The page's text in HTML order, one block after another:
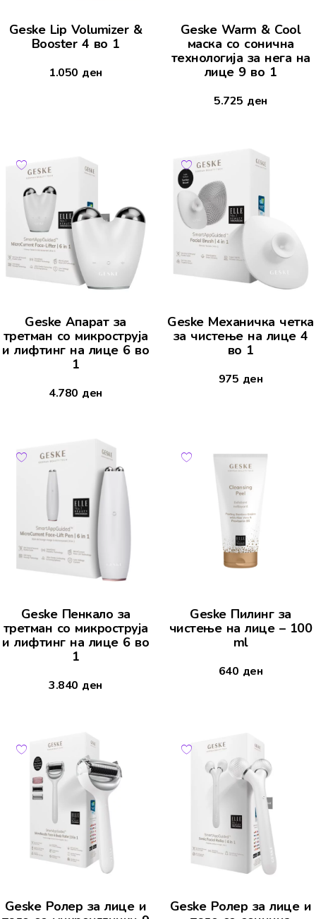
Geske Lip Volumizer &
Booster 4 во 1
1.050 ден
Geske Warm & Cool
маска со сонична
технологија за нега на
лице 9 во 1
5.725 ден
Geske Апарат за
третман со микроструја
и лифтинг на лице 6 во
1
4.780 ден
Geske Механичка четка
за чистење на лице 4
во 1
975 ден
Geske Пенкало за
третман со микроструја
и лифтинг на лице 6 во
1
3.840 ден
Geske Пилинг за
чистење на лице – 100
ml
640 ден
Geske Ролер за лице и
Geske Ролер за лице и